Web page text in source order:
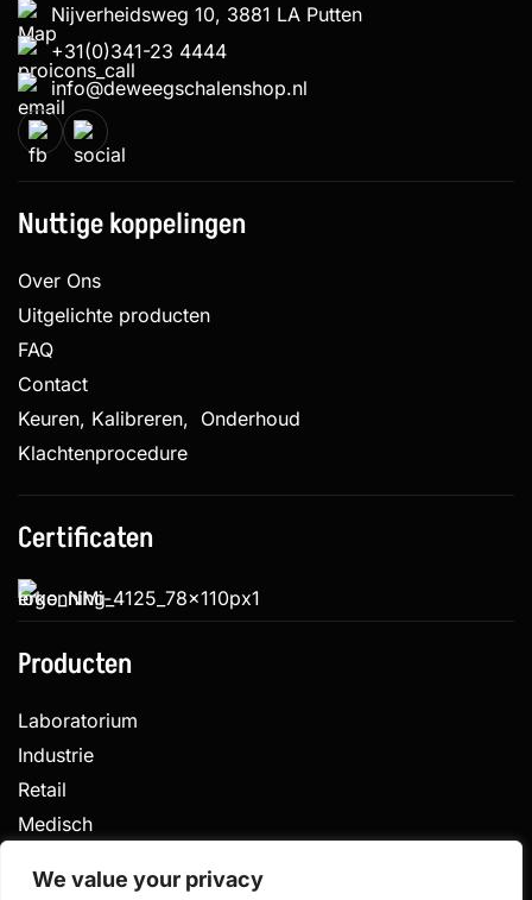
We value your privacy
Nijverheidsweg 10, 3881 LA Putten
+31(0)341-23 4444
info@deweegschalenshop.nl
Nuttige koppelingen
Over Ons
Uitgelichte producten
FAQ
Contact
Keuren, Kalibreren, Onderhoud
Klachtenprocedure
Certificaten
Producten
Laboratorium
Industrie
Retail
Medisch